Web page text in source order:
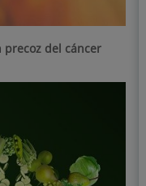
precoz del cáncer